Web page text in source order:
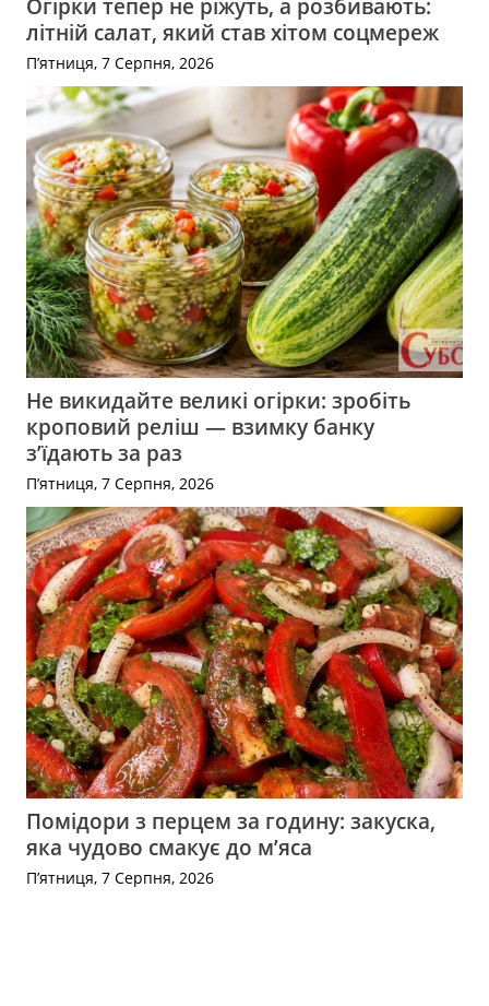
Огірки тепер не ріжуть, а розбивають:
літній салат, який став хітом соцмереж
П’ятниця, 7 Серпня, 2026
Не викидайте великі огірки: зробіть
кроповий реліш — взимку банку
з’їдають за раз
П’ятниця, 7 Серпня, 2026
Помідори з перцем за годину: закуска,
яка чудово смакує до м’яса
П’ятниця, 7 Серпня, 2026